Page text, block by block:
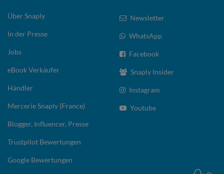
Über Snaply
In der Presse
Jobs
eBook Verkäufer
Händler
Mercerie Snaply (France)
Blogger, Influencer, Presse
Trustpilot Bewertungen
Google Bewertungen
Newsletter
WhatsApp
Facebook
Snaply Insider
Instagram
Youtube